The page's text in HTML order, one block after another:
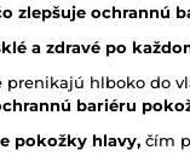
zlepšuje ochrannú
a zdravé po
hlboko do
bariéru
pokožky hlavy, čím